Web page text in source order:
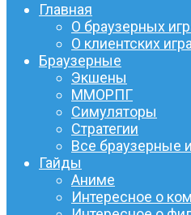
Главная
О браузерных
О клиентских
Браузерные
Экшены
ММОРПГ
Симуляторы
Стратегии
Все браузерные
Гайды
Аниме
Интересное о